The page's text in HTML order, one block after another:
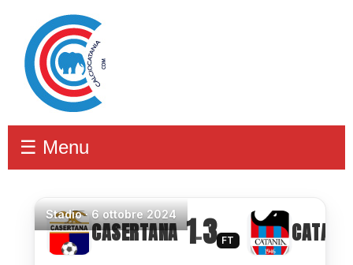
☰ Menu
Stadio·6 ottobre 2024
CASERTANA 1–3 FT